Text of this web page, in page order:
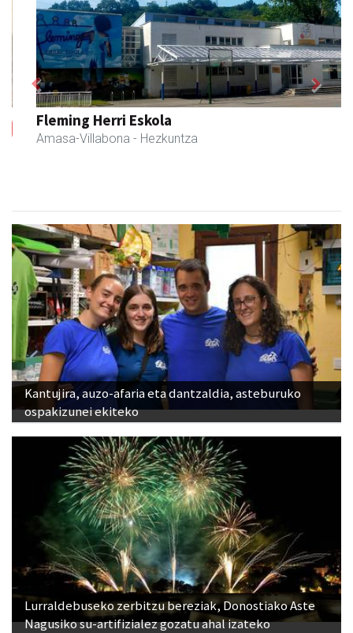
Fleming Herri Eskola
Amasa-Villabona - Hezkuntza
Previous Next
Kantujira, auzo-afaria eta dantzaldia, asteburuko
ospakizunei ekiteko
Lurraldebuseko zerbitzu bereziak, Donostiako Aste
Nagusiko su-artifizialez gozatu ahal izateko